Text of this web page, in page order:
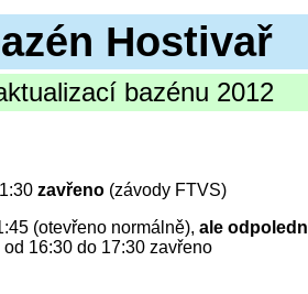
Hostivař
bazénu 2012
zavřeno (závody FTVS)
(otevřeno normálně),ale
od 16:30 do 17:30 zavřeno